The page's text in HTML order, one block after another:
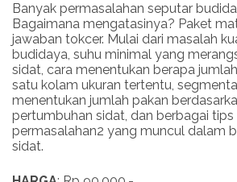
Banyak permasalahan seputar
Bagaimana mengatasinya? Paket
jawaban tokcer. Mulai dari masalah
budidaya, suhu minimal yang
sidat, cara menentukan berapa
satu kolam ukuran tertentu,
menentukan jumlah pakan
pertumbuhan sidat, dan berbagai
permasalahan2 yang muncul dalam
sidat.